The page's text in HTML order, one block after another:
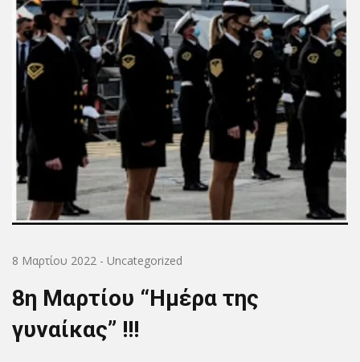
8 Μαρτίου 2022 - Uncategorized
8η Μαρτίου “Ημέρα της
γυναίκας” !!!